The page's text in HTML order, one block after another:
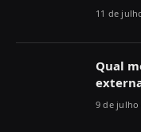
11 de
Qual
9 de julho